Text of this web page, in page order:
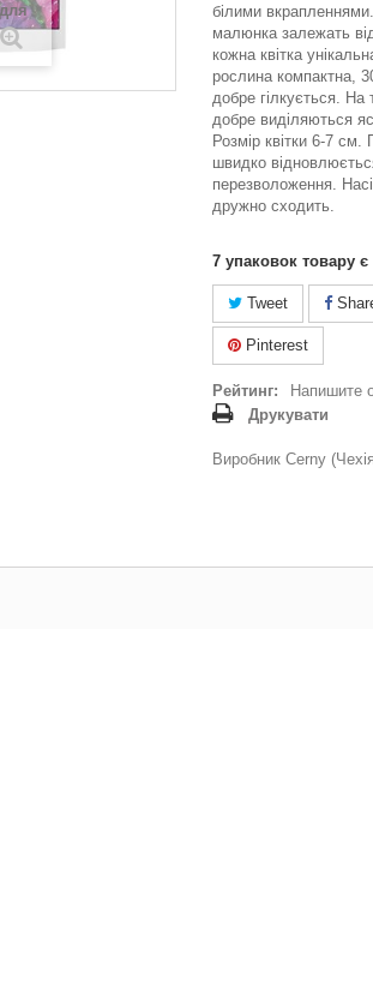
білими
малюнка залежать
кожна квітка
рослина компактна,
добре гілкується. На
добре виділяються
Розмір квітки 6-7 см.
швидко
перезволоження.
дружно сходить.
7 упаковок товару є
Tweet
Pinterest
Рейтинг:
Напишите
Друкувати
Виробник Cerny